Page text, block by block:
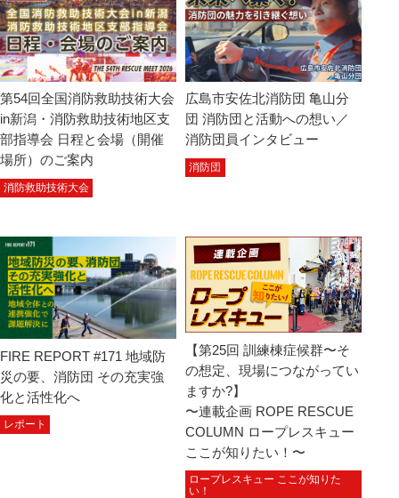
第54回全国消防救助技術大会
in新潟・消防救助技術地区支
部指導会 日程と会場（開催
場所）のご案内
消防救助技術大会
広島市安佐北消防団 亀山分
団 消防団と活動への想い／
消防団員インタビュー
消防団
FIRE REPORT #171 地域防
災の要、消防団 その充実強
化と活性化へ
レポート
【第25回 訓練棟症候群〜そ
の想定、現場につながってい
ますか?】
〜連載企画 ROPE RESCUE
COLUMN ロープレスキュー
ここが知りたい！〜
ロープレスキュー ここが知りた
い！